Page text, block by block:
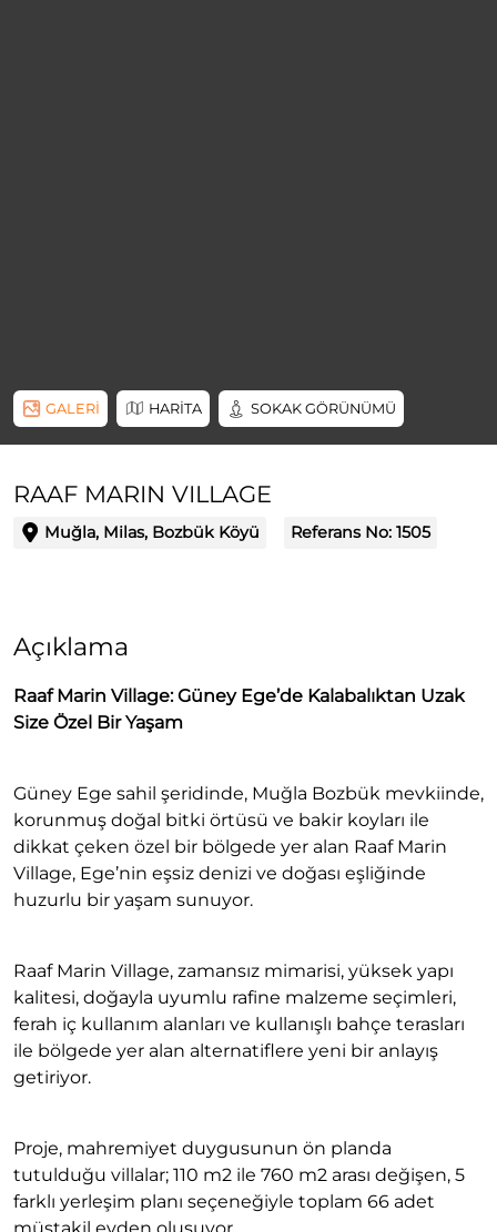
GALERİ HARİTA SOKAK GÖRÜNÜMÜ
RAAF MARIN VILLAGE
Muğla, Milas, Bozbük Köyü Referans No: 1505
Açıklama
Raaf Marin Village: Güney Ege’de Kalabalıktan Uzak
Size Özel Bir Yaşam
Güney Ege sahil şeridinde, Muğla Bozbük mevkiinde,
korunmuş doğal bitki örtüsü ve bakir koyları ile
dikkat çeken özel bir bölgede yer alan Raaf Marin
Village, Ege’nin eşsiz denizi ve doğası eşliğinde
huzurlu bir yaşam sunuyor.
Raaf Marin Village, zamansız mimarisi, yüksek yapı
kalitesi, doğayla uyumlu rafine malzeme seçimleri,
ferah iç kullanım alanları ve kullanışlı bahçe terasları
ile bölgede yer alan alternatiflere yeni bir anlayış
getiriyor.
Proje, mahremiyet duygusunun ön planda
tutulduğu villalar; 110 m2 ile 760 m2 arası değişen, 5
farklı yerleşim planı seçeneğiyle toplam 66 adet
müstakil evden oluşuyor.